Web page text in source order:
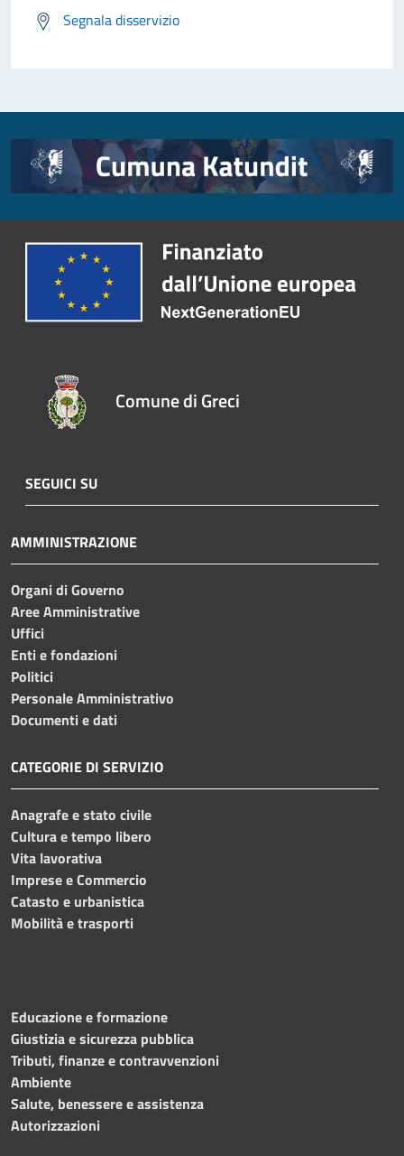
Segnala disservizio
Comune di Greci
SEGUICI SU
AMMINISTRAZIONE
Organi di Governo
Aree Amministrative
Uffici
Enti e fondazioni
Politici
Personale Amministrativo
Documenti e dati
CATEGORIE DI SERVIZIO
Anagrafe e stato civile
Cultura e tempo libero
Vita lavorativa
Imprese e Commercio
Catasto e urbanistica
Mobilità e trasporti
Educazione e formazione
Giustizia e sicurezza pubblica
Tributi, finanze e contravvenzioni
Ambiente
Salute, benessere e assistenza
Autorizzazioni